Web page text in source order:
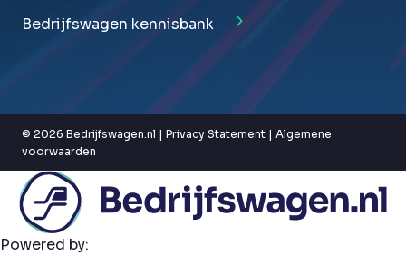
Bedrijfswagen kennisbank
© 2026 Bedrijfswagen.nl | Privacy Statement | Algemene
voorwaarden
Powered by: